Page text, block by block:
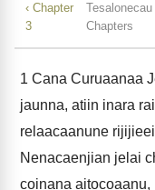
‹ Chapter
3
Chapters
1 Cana Curuaanaa
jaunna, atiin inara
relaacaanune
Nenacaenjian jelai
coinana